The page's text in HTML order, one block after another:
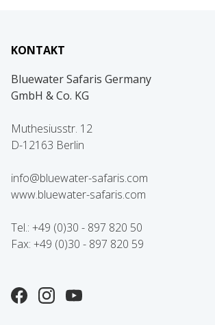
KONTAKT
Bluewater Safaris Germany
GmbH & Co. KG
Muthesiusstr. 12
D-12163 Berlin
info@bluewater-safaris.com
www.bluewater-safaris.com
Tel.: +49 (0)30 - 897 820 50
Fax: +49 (0)30 - 897 820 59